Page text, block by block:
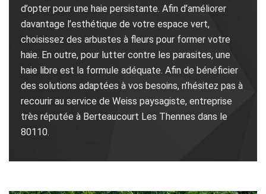
d’opter pour une haie persistante. Afin d’améliorer
davantage l’esthétique de votre espace vert,
choisissez des arbustes à fleurs pour former votre
haie. En outre, pour lutter contre les parasites, une
haie libre est la formule adéquate. Afin de bénéficier
des solutions adaptées à vos besoins, n’hésitez pas à
recourir au service de Weiss paysagiste, entreprise
très réputée à Berteaucourt Les Thennes dans le
80110.